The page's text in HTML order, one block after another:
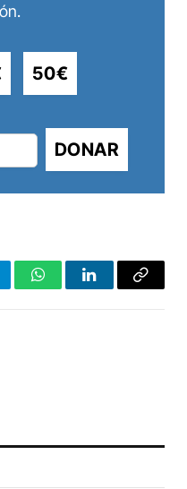
50€
DONAR
WhatsAppLinkedInCopy